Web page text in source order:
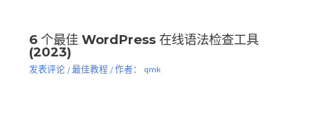
6 个最佳 WordPress 在线语法检查工具
(2023)
发表评论 /最佳教程 / 作者： qmk